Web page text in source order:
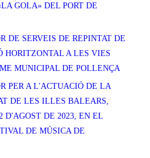
GOLA» DEL PORT DE
DE SERVEIS DE REPINTAT DE
HORITZONTAL A LES VIES
MUNICIPAL DE POLLENÇA
PER A L'ACTUACIÓ DE LA
DE LES ILLES BALEARS,
D'AGOST DE 2023, EN EL
DE MÚSICA DE